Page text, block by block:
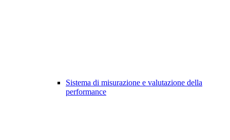
Sistema di misurazione e valutazione della
performance